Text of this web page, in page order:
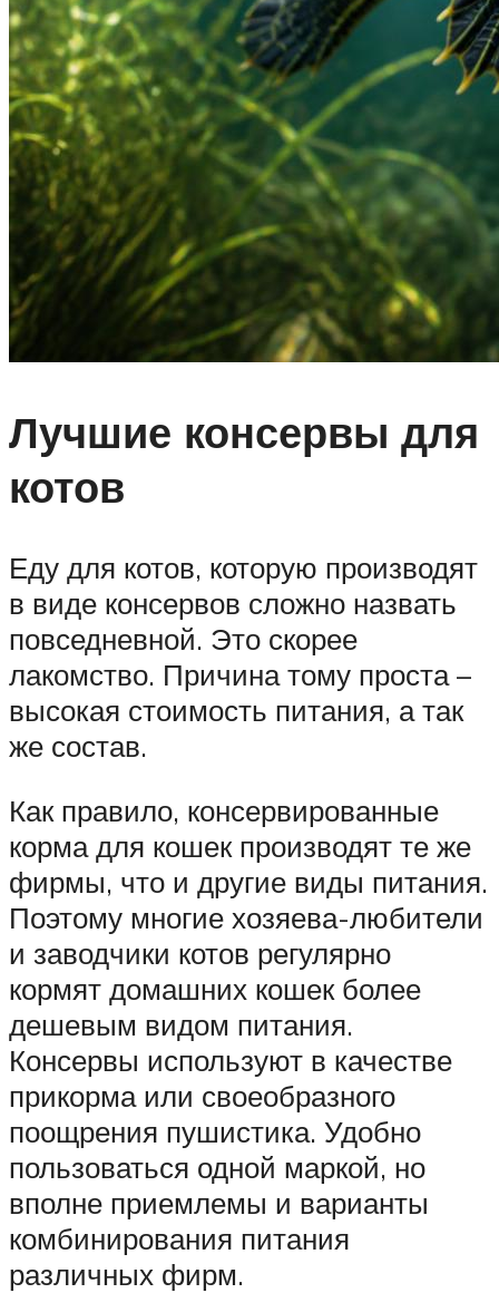
Лучшие консервы для
котов
Еду для котов, которую производят
в виде консервов сложно назвать
повседневной. Это скорее
лакомство. Причина тому проста –
высокая стоимость питания, а так
же состав.
Как правило, консервированные
корма для кошек производят те же
фирмы, что и другие виды питания.
Поэтому многие хозяева-любители
и заводчики котов регулярно
кормят домашних кошек более
дешевым видом питания.
Консервы используют в качестве
прикорма или своеобразного
поощрения пушистика. Удобно
пользоваться одной маркой, но
вполне приемлемы и варианты
комбинирования питания
различных фирм.